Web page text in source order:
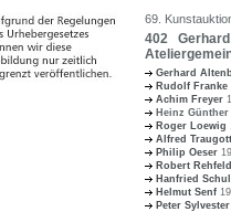
69.
402 Gerhard
Gerhard
Rudolf Franke
Achim Freyer
Heinz Günther
Roger Loewig
Alfred
Philip Oeser
Robert
Hanfried
Helmut Senf
Peter